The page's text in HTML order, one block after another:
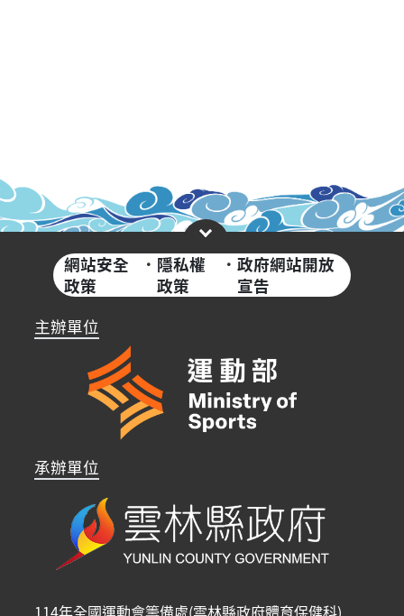
網站安全
政策
· 隱私權
政策
·政府網站開放
宣告
主辦單位
承辦單位
114年全國運動會籌備處(雲林縣政府體育保健科)